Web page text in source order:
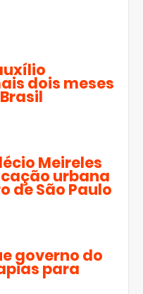
dois meses
Meireles
urbana
de São Paulo
governo do
para